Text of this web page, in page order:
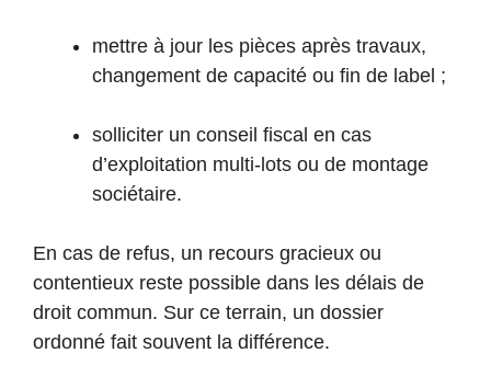
mettre à jour les pièces après travaux,
changement de capacité ou fin de label ;
solliciter un conseil fiscal en cas
d’exploitation multi-lots ou de montage
sociétaire.
En cas de refus, un recours gracieux ou
contentieux reste possible dans les délais de
droit commun. Sur ce terrain, un dossier
ordonné fait souvent la différence.